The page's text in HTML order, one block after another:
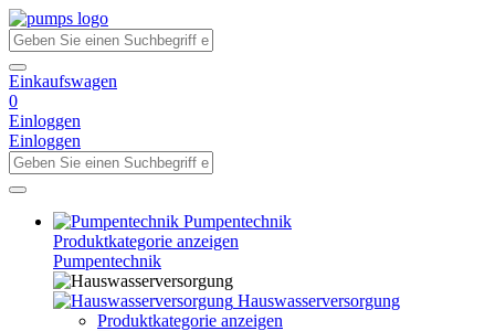
Einkaufswagen
0
Einloggen
Einloggen
Pumpentechnik
Produktkategorie anzeigen
Pumpentechnik
Hauswasserversorgung
Produktkategorie anzeigen